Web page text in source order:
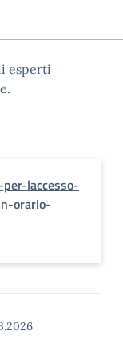
esperti
laccesso-
orario-